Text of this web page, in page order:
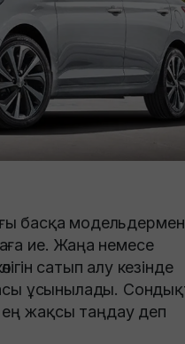
басқа модельдермен
ие. Жаңа немесе
сатып алу кезінде
ұсынылады.
ең жақсы таңдау деп